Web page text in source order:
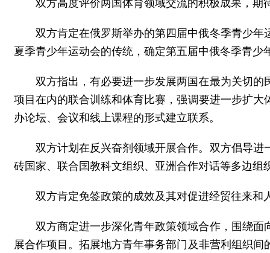
双方高度评价两国体育领域交流的积极成果，期
双方肯定在俄罗斯举办的第四届中俄冬季青少
夏季青少年运动会的传统，确定第五届中俄冬季青
双方指出，有必要进一步发展两国在最为关切
项目在内的联合训练和体育比赛，强调要进一步扩
办论坛、会议和线上课程的形式建立联系。
双方计划在反兴奋剂领域开展合作。双方倡导
砖国家、联合国教科文组织、亚洲合作对话等多边组
双方肯定免签政策的成效及其对促进经贸往来
双方商定进一步深化青年政策领域合作，围绕
展合作项目。拓展地方青年事务部门及非营利组织